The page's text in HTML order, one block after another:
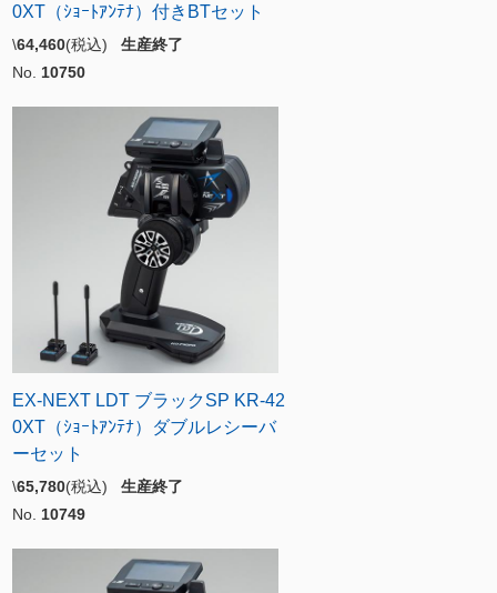
0XT（ｼｮｰﾄｱﾝﾃﾅ）付きBTセット
\64,460(税込) 生産終了
No. 10750
EX-NEXT LDT ブラックSP KR-42
0XT（ｼｮｰﾄｱﾝﾃﾅ）ダブルレシーバ
ーセット
\65,780(税込) 生産終了
No. 10749